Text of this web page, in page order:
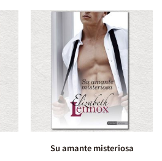
Su amante misteriosa